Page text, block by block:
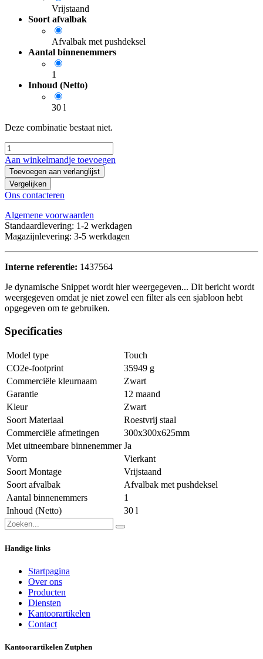
Vrijstaand
Soort afvalbak
Afvalbak met pushdeksel
Aantal binnenemmers
1
Inhoud (Netto)
30 l
Deze combinatie bestaat niet.
Aan winkelmandje toevoegen
Toevoegen aan verlanglijst
Vergelijken
Ons contacteren
Algemene voorwaarden
Standaardlevering: 1-2 werkdagen
Magazijnlevering: 3-5 werkdagen
Interne referentie: 1437564
Je dynamische Snippet wordt hier weergegeven... Dit bericht wordt
weergegeven omdat je niet zowel een filter als een sjabloon hebt
opgegeven om te gebruiken.
Specificaties
Model type
Touch
CO2e-footprint
35949 g
Commerciële kleurnaam
Zwart
Garantie
12 maand
Kleur
Zwart
Soort Materiaal
Roestvrij staal
Commerciële afmetingen
300x300x625mm
Met uitneembare binnenemmer Ja
Vorm
Vierkant
Soort Montage
Vrijstaand
Soort afvalbak
Afvalbak met pushdeksel
Aantal binnenemmers
1
Inhoud (Netto)
30 l
Handige links
Startpagina
Over ons
Producten
Diensten
Kantoorartikelen
Contact
Kantoorartikelen Zutphen